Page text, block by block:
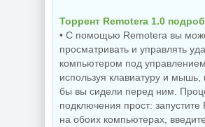
Бэкап системы
Hasleo Backup
Suite 5.9.2.1
Resize
Торрент Remotera 1.0
• С помощью Remotera вы
просматривать и управлять
компьютером под
используя клавиатуру и мышь,
бы вы сидели перед ним.
подключения прост: запустите
на обоих компьютерах, введите